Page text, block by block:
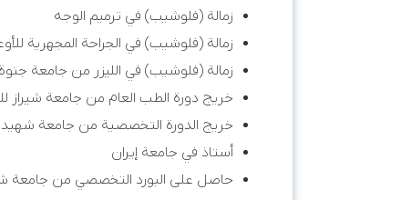
زمالة (فلوشيب) في ترميم الوجه
زمالة (فلوشيب) في الجراحة المجهرية
زمالة (فلوشيب) في الليزر من جامعة جنوة
خريج دورة الطب العام من جامعة شيراز
خريج الدورة التخصصية من جامعة
أستاذ في جامعة إيران
حاصل على البورد التخصصي من جامعة